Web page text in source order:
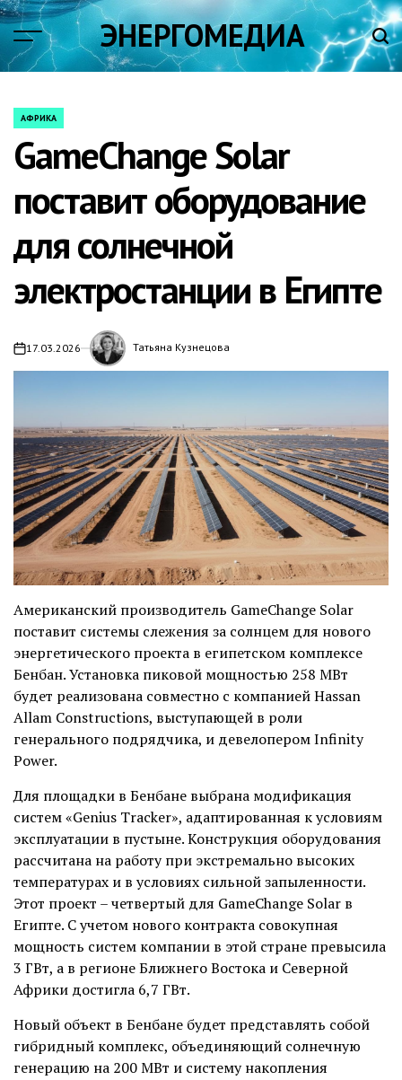
Skip
content
ЭНЕРГОМЕДИА
POSTED
АФРИКА
GameChange Solar
поставит оборудование
для солнечной
электростанции в Египте
on17.03.2026 Татьяна Кузнецова
Американский производитель GameChange Solar
поставит системы слежения за солнцем для нового
энергетического проекта в египетском комплексе
Бенбан. Установка пиковой мощностью 258 МВт
будет реализована совместно с компанией Hassan
Allam Constructions, выступающей в роли
генерального подрядчика, и девелопером Infinity
Power.
Для площадки в Бенбане выбрана модификация
систем «Genius Tracker», адаптированная к условиям
эксплуатации в пустыне. Конструкция оборудования
рассчитана на работу при экстремально высоких
температурах и в условиях сильной запыленности.
Этот проект – четвертый для GameChange Solar в
Египте. С учетом нового контракта совокупная
мощность систем компании в этой стране превысила
3 ГВт, а в регионе Ближнего Востока и Северной
Африки достигла 6,7 ГВт.
Новый объект в Бенбане будет представлять собой
гибридный комплекс, объединяющий солнечную
генерацию на 200 МВт и систему накопления